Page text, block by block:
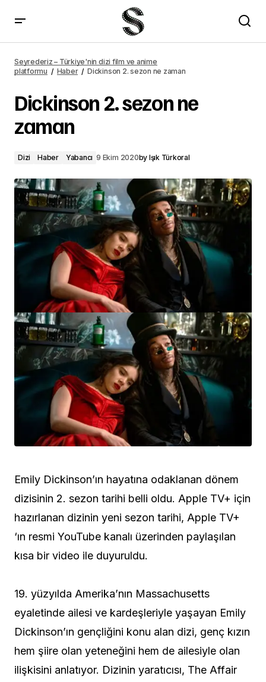
Seyrederiz – Türkiye'nin dizi film ve anime
platformu
Haber Dickinson 2. sezon ne zaman
Dickinson 2. sezon ne
zaman
Dizi Haber Yabancı 9 Ekim 2020by Işık Türkoral
Emily Dickinson’ın hayatına odaklanan dönem
dizisinin 2. sezon tarihi belli oldu. Apple TV+ için
hazırlanan dizinin yeni sezon tarihi, Apple TV+
‘ın resmi YouTube kanalı üzerinden paylaşılan
kısa bir video ile duyuruldu.
19. yüzyılda Amerika’nın Massachusetts
eyaletinde ailesi ve kardeşleriyle yaşayan Emily
Dickinson’ın gençliğini konu alan dizi, genç kızın
hem şiire olan yeteneğini hem de ailesiyle olan
ilişkisini anlatıyor. Dizinin yaratıcısı, The Affair